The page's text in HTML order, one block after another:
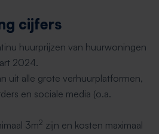
cijfers
huurprijzen van huurwoningen
2024.
uit alle grote verhuurplatformen,
en sociale media (o.a.
3m2 zijn en kosten maximaal